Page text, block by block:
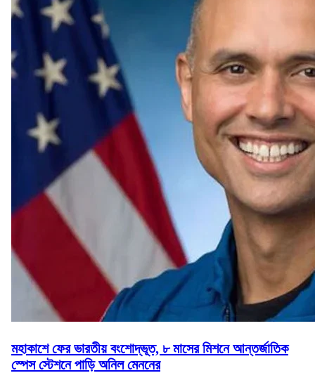
মহাকাশে ফের ভারতীয় বংশোদ্ভূত, ৮ মাসের মিশনে আন্তর্জাতিক
স্পেস স্টেশনে পাড়ি অনিল মেননের